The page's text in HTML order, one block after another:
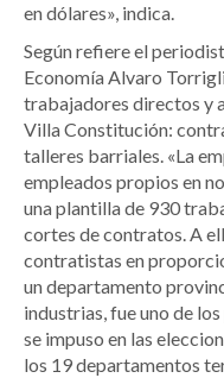
en dólares», indica.
Según refiere el
Economía Alvaro
trabajadores directos y
Villa Constitución:
talleres barriales. «La
empleados propios en
una plantilla de 930
cortes de contratos. A
contratistas en
un departamento
industrias, fue uno de
se impuso en las
los 19 departamentos